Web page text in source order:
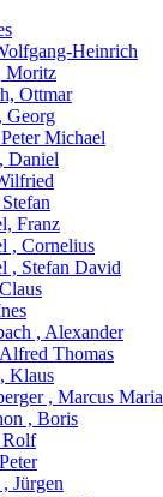
Heinrich
Moritz
Ottmar
Georg
Michael
Daniel
Franz
, Cornelius
, Stefan David
, Alexander
Thomas
Klaus
, Marcus Maria
, Boris
Rolf
Jürgen